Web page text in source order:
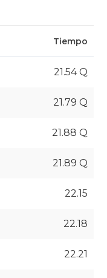
Tiempo
21.54 Q
21.79 Q
21.88 Q
21.89 Q
22.15
22.18
22.21